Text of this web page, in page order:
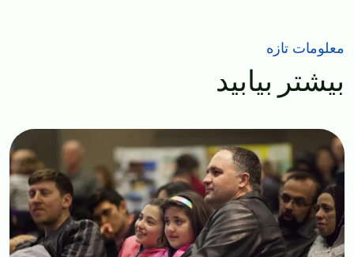
معلومات تازه
بیشتر بیابید
Image